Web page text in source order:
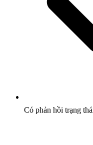
Có phản hồi trạng